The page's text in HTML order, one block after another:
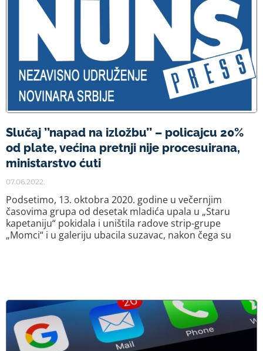
Slučaj ’’napad na izložbu’’ – policajcu 20%
od plate, većina pretnji nije procesuirana,
ministarstvo ćuti
07.06.2022.
Podsetimo, 13. oktobra 2020. godine u večernjim
časovima grupa od desetak mladića upala u „Staru
kapetaniju“ pokidala i uništila radove strip-grupe
„Momci“ i u galeriju ubacila suzavac, nakon čega su